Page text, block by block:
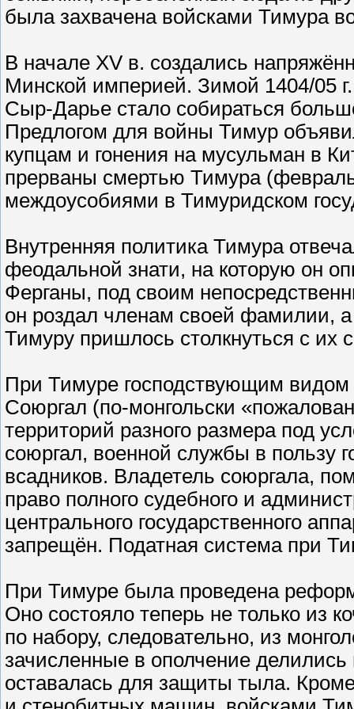
была захвачена войсками Тимура
В начале XV в. создались
Минской империей. Зимой 1404/05
Сыр-Дарье стало собираться
Предлогом для войны Тимур
купцам и гонения на мусульман в
прерваны смертью Тимура
междоусобиями в Тимуридском
Внутренняя политика Тимура
феодальной знати, на которую он
Ферганы, под своим
он роздал членам своей фамилии,
Тимуру пришлось столкнуться с их
При Тимуре господствующим видом
Союргал (по-монгольски
территорий разного размера под
союргал, военной службы в пользу
всадников. Владетель союргала,
право полного судебного и
центрального государственного
запрещён. Податная система при
При Тимуре была проведена
Оно состояло теперь не только из
по набору, следовательно, из
зачисленные в ополчение
оставалась для защиты тыла.